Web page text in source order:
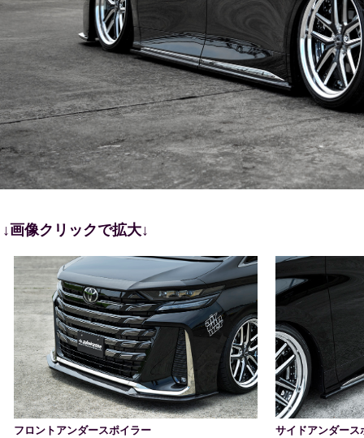
↓画像クリックで拡大↓
フロントアンダースポイラー サイドアンダース